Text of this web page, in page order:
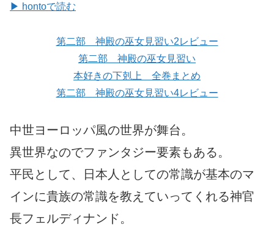
▶ hontoで読む
第二部 神殿の巫女見習い2レビュー
第二部 神殿の巫女見習い
本好きの下剋上 全巻まとめ
第二部 神殿の巫女見習い4レビュー
中世ヨーロッパ風の世界が舞台。
異世界なのでファンタジー要素もある。
平民として、日本人としての常識が基本のマ
インに貴族の常識を教えていってくれる神官
長フェルディナンド。